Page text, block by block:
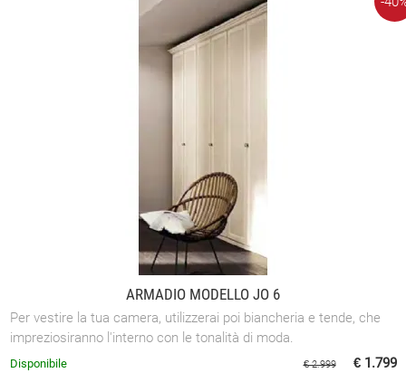
ARMADIO MODELLO JO 6
Per vestire la tua camera, utilizzerai poi biancheria e tende, che
impreziosiranno l'interno con le tonalità di moda.
€ 2.999 € 1.799
Disponibile